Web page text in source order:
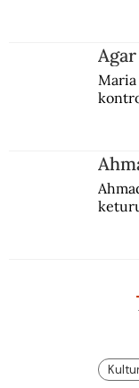
Maria